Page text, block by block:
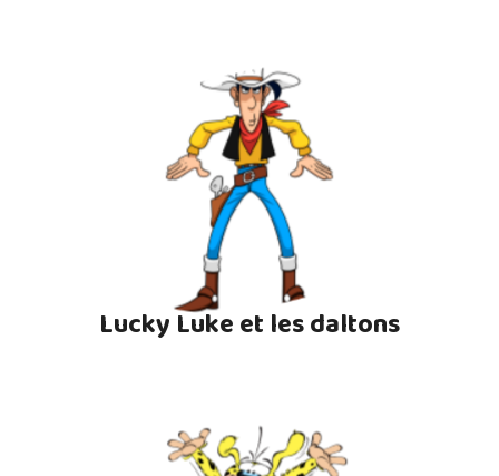
Lucky Luke et les daltons